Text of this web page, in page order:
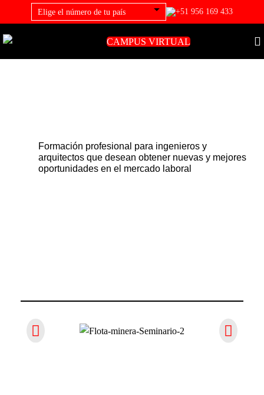
+51 956 169 433
CAMPUS VIRTUAL
Formación profesional para ingenieros y
arquitectos que desean obtener nuevas y mejores
oportunidades en el mercado laboral